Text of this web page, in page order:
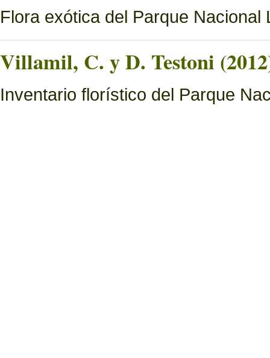
Flora exótica del Parque Nacional
Villamil, C. y D. Testoni
Inventario florístico del Parque